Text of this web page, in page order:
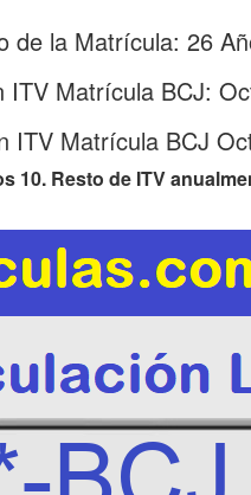
de la Matrícula: 26
ITV Matrícula BCJ:
ITV Matrícula BCJ
10. Resto de ITV